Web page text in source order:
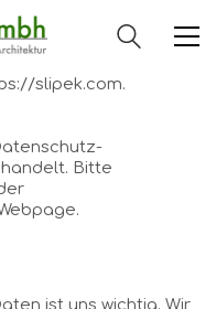
slipek.com.
Bitte
ist uns wichtig. Wir